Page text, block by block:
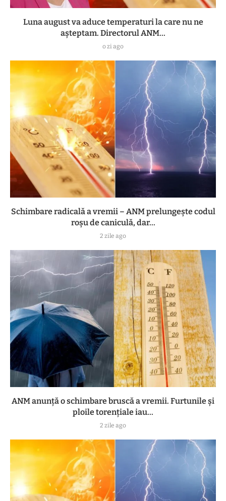
Luna august va aduce temperaturi la care nu ne
așteptam. Directorul ANM...
o zi ago
Schimbare radicală a vremii – ANM prelungește codul
roșu de caniculă, dar...
2 zile ago
ANM anunță o schimbare bruscă a vremii. Furtunile și
ploile torențiale iau...
2 zile ago